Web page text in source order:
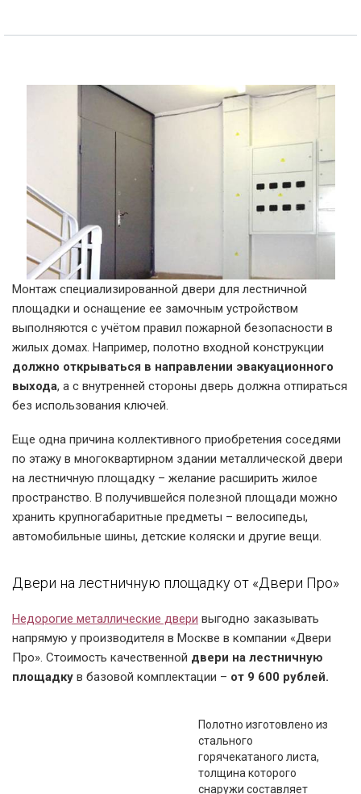
Монтаж специализированной двери для лестничной
площадки и оснащение ее замочным устройством
выполняются с учётом правил пожарной безопасности в
жилых домах. Например, полотно входной конструкции
должно открываться в направлении эвакуационного
выхода, а с внутренней стороны дверь должна отпираться
без использования ключей.
Еще одна причина коллективного приобретения соседями
по этажу в многоквартирном здании металлической двери
на лестничную площадку – желание расширить жилое
пространство. В получившейся полезной площади можно
хранить крупногабаритные предметы – велосипеды,
автомобильные шины, детские коляски и другие вещи.
Двери на лестничную площадку от «Двери Про»
Недорогие металлические двери выгодно заказывать
напрямую у производителя в Москве в компании «Двери
Про». Стоимость качественной двери на лестничную
площадку в базовой комплектации – от 9 600 рублей.
Полотно изготовлено из
стального
горячекатаного листа,
толщина которого
снаружи составляет